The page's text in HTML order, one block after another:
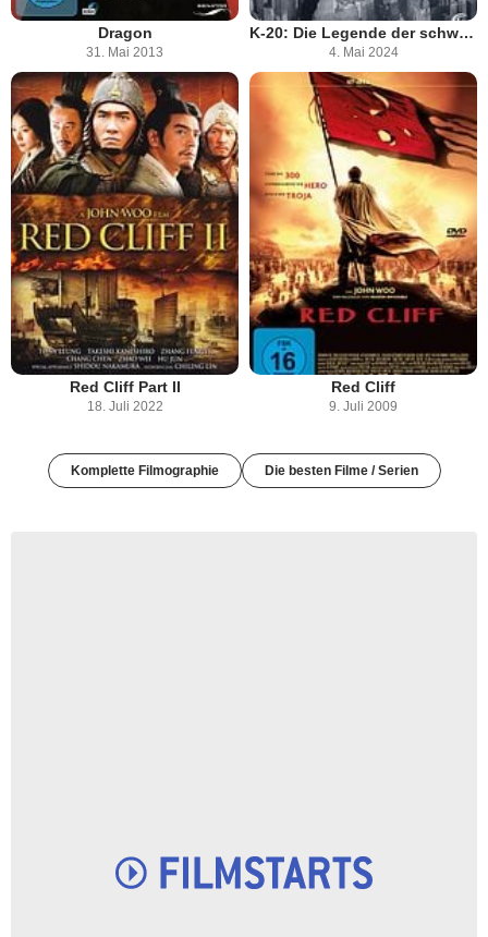
Dragon
31. Mai 2013
K-20: Die Legende der schwarzen Maske
4. Mai 2024
Red Cliff Part II
18. Juli 2022
Red Cliff
9. Juli 2009
Komplette Filmographie Die besten Filme / Serien